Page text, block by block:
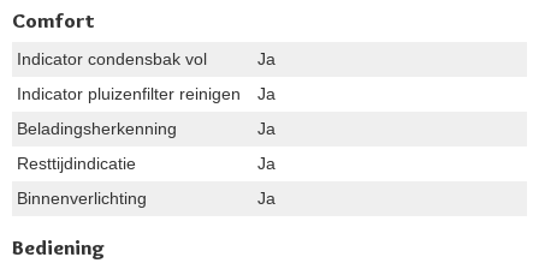
Comfort
Indicator condensbak vol
Ja
Indicator pluizenfilter reinigen
Ja
Beladingsherkenning
Ja
Resttijdindicatie
Ja
Binnenverlichting
Ja
Bediening